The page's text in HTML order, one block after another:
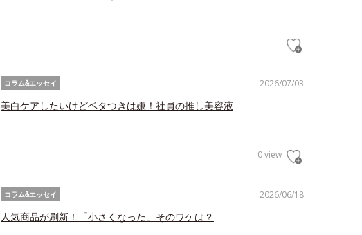
2026/07/03
コラム&エッセイ
美白ケアしたいけどベタつきは嫌！社員の推し美容液
0 view
2026/06/18
コラム&エッセイ
人気商品が刷新！「小さくなった」そのワケは？